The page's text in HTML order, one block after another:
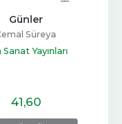
Günler
Süreya
Sanat Yayınları
41,60